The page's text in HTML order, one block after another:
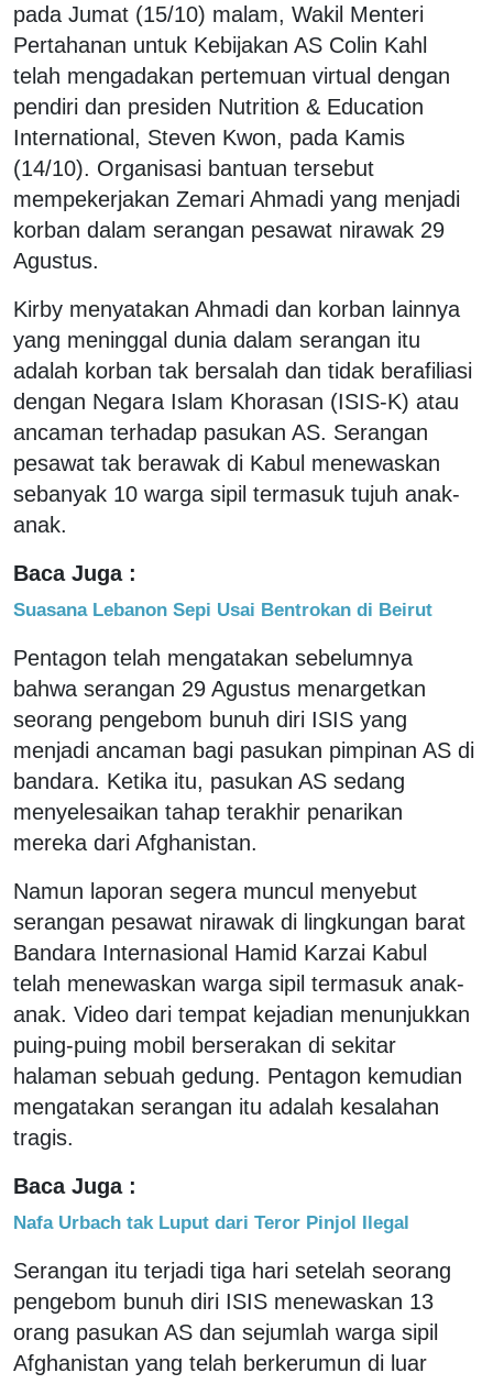
pada Jumat (15/10) malam, Wakil Menteri
Pertahanan untuk Kebijakan AS Colin Kahl
telah mengadakan pertemuan virtual dengan
pendiri dan presiden Nutrition & Education
International, Steven Kwon, pada Kamis
(14/10). Organisasi bantuan tersebut
mempekerjakan Zemari Ahmadi yang menjadi
korban dalam serangan pesawat nirawak 29
Agustus.
Kirby menyatakan Ahmadi dan korban lainnya
yang meninggal dunia dalam serangan itu
adalah korban tak bersalah dan tidak berafiliasi
dengan Negara Islam Khorasan (ISIS-K) atau
ancaman terhadap pasukan AS. Serangan
pesawat tak berawak di Kabul menewaskan
sebanyak 10 warga sipil termasuk tujuh anak-
anak.
Baca Juga :
Suasana Lebanon Sepi Usai Bentrokan di Beirut
Pentagon telah mengatakan sebelumnya
bahwa serangan 29 Agustus menargetkan
seorang pengebom bunuh diri ISIS yang
menjadi ancaman bagi pasukan pimpinan AS di
bandara. Ketika itu, pasukan AS sedang
menyelesaikan tahap terakhir penarikan
mereka dari Afghanistan.
Namun laporan segera muncul menyebut
serangan pesawat nirawak di lingkungan barat
Bandara Internasional Hamid Karzai Kabul
telah menewaskan warga sipil termasuk anak-
anak. Video dari tempat kejadian menunjukkan
puing-puing mobil berserakan di sekitar
halaman sebuah gedung. Pentagon kemudian
mengatakan serangan itu adalah kesalahan
tragis.
Baca Juga :
Nafa Urbach tak Luput dari Teror Pinjol Ilegal
Serangan itu terjadi tiga hari setelah seorang
pengebom bunuh diri ISIS menewaskan 13
orang pasukan AS dan sejumlah warga sipil
Afghanistan yang telah berkerumun di luar